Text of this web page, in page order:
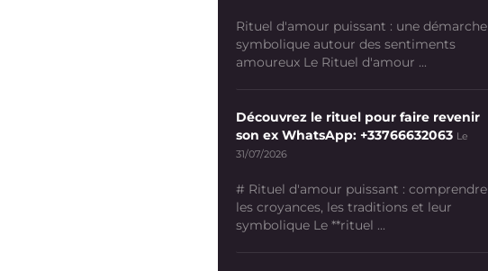
Rituel d'amour puissant : une démarche
symbolique autour des sentiments
amoureux Le Rituel d'amour ...
Découvrez le rituel pour faire revenir
son ex WhatsApp: +33766632063 Le
31/07/2026
# Rituel d'amour puissant : comprendre
les croyances, les traditions et leur
symbolique Le **rituel ...